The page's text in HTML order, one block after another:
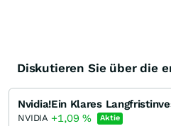
Diskutieren Sie über die
Nvidia!Ein Klares
NVIDIA +1,09% Aktie